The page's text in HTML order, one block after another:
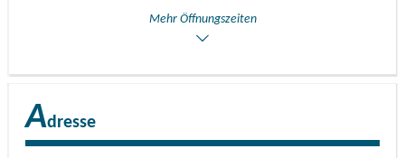
Mehr Öffnungszeiten
Adresse